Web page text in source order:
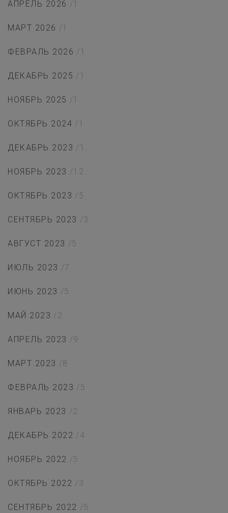
АПРЕЛЬ 2026 /1
МАРТ 2026 /1
ФЕВРАЛЬ 2026 /1
ДЕКАБРЬ 2025 /1
НОЯБРЬ 2025 /1
ОКТЯБРЬ 2024 /1
ДЕКАБРЬ 2023 /1
НОЯБРЬ 2023 /12
ОКТЯБРЬ 2023 /5
СЕНТЯБРЬ 2023 /3
АВГУСТ 2023 /5
ИЮЛЬ 2023 /7
ИЮНЬ 2023 /5
МАЙ 2023 /2
АПРЕЛЬ 2023 /9
МАРТ 2023 /8
ФЕВРАЛЬ 2023 /5
ЯНВАРЬ 2023 /2
ДЕКАБРЬ 2022 /4
НОЯБРЬ 2022 /5
ОКТЯБРЬ 2022 /3
СЕНТЯБРЬ 2022 /5